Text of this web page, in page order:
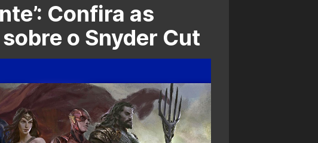
Confira as
o Snyder Cut